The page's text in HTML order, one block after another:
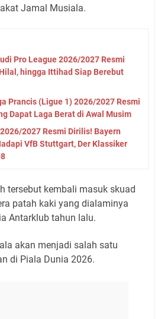
Jamal Musiala.
Pro League 2026/2027 Resmi
hingga Ittihad Siap Berebut
Prancis (Ligue 1) 2026/2027 Resmi
Dapat Laga Berat di Awal Musim
2027 Resmi Dirilis! Bayern
VfB Stuttgart, Der Klassiker
tersebut kembali masuk skuad
patah kaki yang dialaminya
Antarklub tahun lalu.
akan menjadi salah satu
di Piala Dunia 2026.